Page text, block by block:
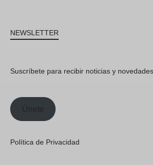
NEWSLETTER
Suscríbete para recibir noticias y novedades
Únete
Política de Privacidad